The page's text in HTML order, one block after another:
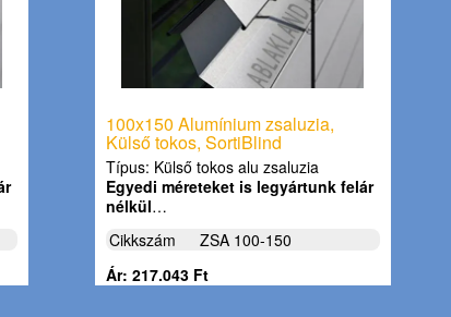
100x150 Alumínium zsaluzia,
Külső tokos, SortiBlind
Típus: Külső tokos alu zsaluzia
Egyedi méreteket is legyártunk felár
nélkül…
Cikkszám
ZSA 100-150
Ár: 217.043 Ft